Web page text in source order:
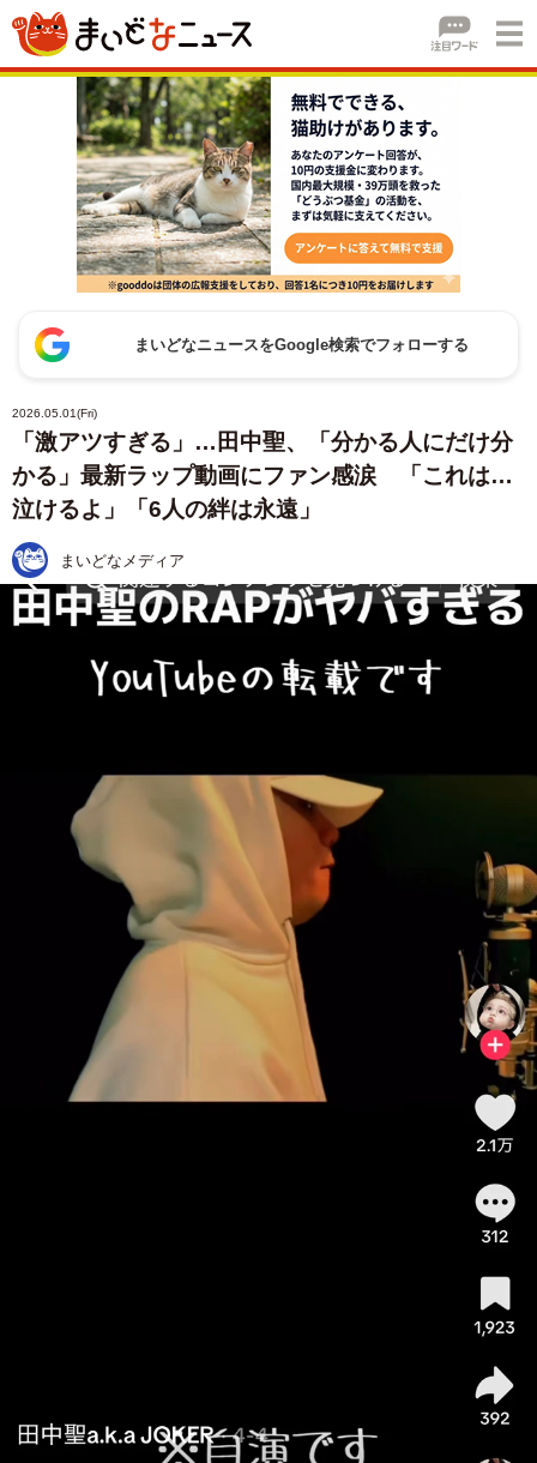
まいどなニュースをGoogle検索でフォローする
2026.05.01(Fri)
「激アツすぎる」…田中聖、「分かる人にだけ分
かる」最新ラップ動画にファン感涙 「これは…
泣けるよ」「6人の絆は永遠」
まいどなメディア